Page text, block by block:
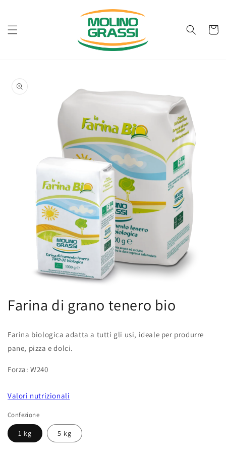
Carrello
informazioni
sul prodotto
multimediali
1
modale
Farina di grano tenero bio
Farina biologica adatta a tutti gli usi, ideale per produrre
pane, pizza e dolci.
Forza: W240
Valori nutrizionali
Confezione
1 kg 5 kg